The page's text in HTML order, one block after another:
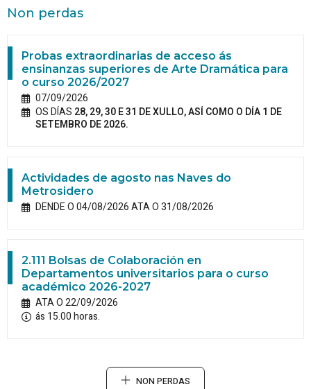
Non perdas
Probas extraordinarias de acceso ás
ensinanzas superiores de Arte Dramática para
o curso 2026/2027
07/09/2026
OS DÍAS 28, 29, 30 E 31 DE XULLO, ASÍ COMO O DÍA 1 DE
SETEMBRO DE 2026.
Actividades de agosto nas Naves do
Metrosidero
DENDE O 04/08/2026 ATA O 31/08/2026
2.111 Bolsas de Colaboración en
Departamentos universitarios para o curso
académico 2026-2027
ATA O 22/09/2026
ás 15.00 horas.
NON PERDAS